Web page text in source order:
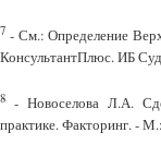
7 - См.: Определение
КонсультантПлюс. ИБ
8 - Новоселова Л.А.
практике. Факторинг. -